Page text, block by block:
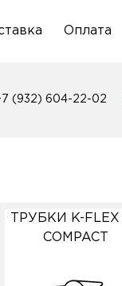
Оплата
(932) 604-22-02
ТРУБКИ K-FLEX
COMPACT